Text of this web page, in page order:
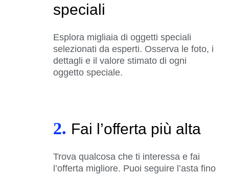
speciali
Esplora migliaia di oggetti speciali
selezionati da esperti. Osserva le foto, i
dettagli e il valore stimato di ogni
oggetto speciale.
2. Fai l’offerta più alta
Trova qualcosa che ti interessa e fai
l’offerta migliore. Puoi seguire l’asta fino